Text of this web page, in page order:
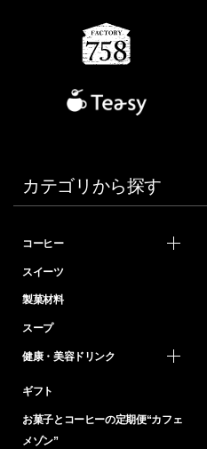
カテゴリから探す
コーヒー
スイーツ
製菓材料
スープ
健康・美容ドリンク
ギフト
お菓子とコーヒーの定期便“カフェ
メゾン”